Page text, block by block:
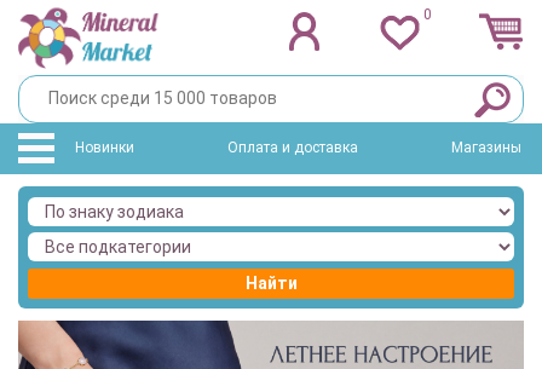
0
Новинки Оплата и доставка Магазины
Найти